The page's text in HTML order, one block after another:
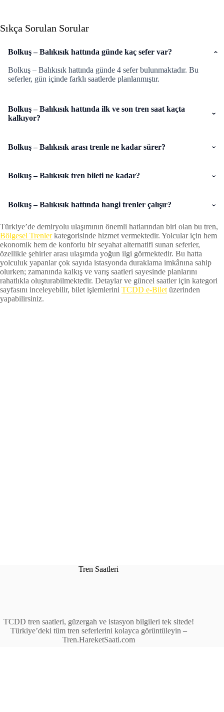
Sıkça Sorulan Sorular
Bolkuş – Balıkısık hattında günde kaç sefer var?
Bolkuş – Balıkısık hattında günde 4 sefer bulunmaktadır. Bu
seferler, gün içinde farklı saatlerde planlanmıştır.
Bolkuş – Balıkısık hattında ilk ve son tren saat kaçta
kalkıyor?
Bolkuş – Balıkısık arası trenle ne kadar sürer?
Bolkuş – Balıkısık tren bileti ne kadar?
Bolkuş – Balıkısık hattında hangi trenler çalışır?
Türkiye’de demiryolu ulaşımının önemli hatlarından biri olan bu tren,
Bölgesel Trenlerkategorisinde hizmet vermektedir. Yolcular için hem
ekonomik hem de konforlu bir seyahat alternatifi sunan seferler,
özellikle şehirler arası ulaşımda yoğun ilgi görmektedir. Bu hatta
yolculuk yapanlar çok sayıda istasyonda duraklama imkânına sahip
olurken; zamanında kalkış ve varış saatleri sayesinde planlarını
rahatlıkla oluşturabilmektedir. Detaylar ve güncel saatler için kategori
sayfasını inceleyebilir, bilet işlemlerini TCDD e-Bilet üzerinden
yapabilirsiniz.
Tren Saatleri
TCDD tren saatleri, güzergah ve istasyon bilgileri tek sitede!
Türkiye’deki tüm tren seferlerini kolayca görüntüleyin –
Tren.HareketSaati.com